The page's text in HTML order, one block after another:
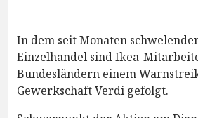
In dem seit Monaten
Einzelhandel sind Ikea-
Bundesländern einem
Gewerkschaft Verdi gefolgt.